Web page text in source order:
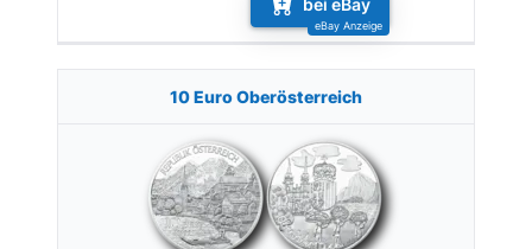
bei eBay
10 Euro Oberösterreich